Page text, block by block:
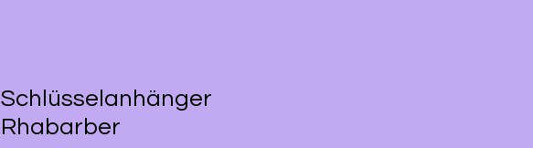
Schlüsselanhänger
Rhabarber